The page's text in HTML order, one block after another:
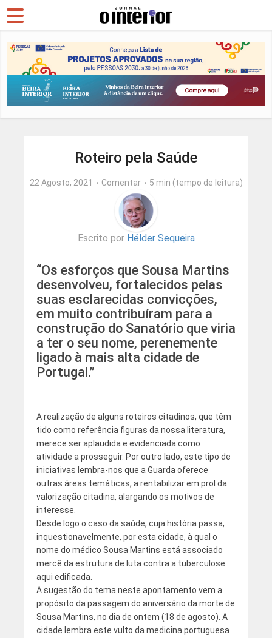
Roteiro pela Saúde
22 Agosto, 2021 Comentar 5 min (tempo de leitura)
Escrito por Hélder Sequeira
“Os esforços que Sousa Martins
desenvolveu, fortalecidos pelas
suas esclarecidas convicções,
em muito contribuíram para a
construção do Sanatório que viria
a ter o seu nome, perenemente
ligado à mais alta cidade de
Portugal.”
A realização de alguns roteiros citadinos, que têm
tido como referência figuras da nossa literatura,
merece ser aplaudida e evidenciada como
atividade a prosseguir. Por outro lado, este tipo de
iniciativas lembra-nos que a Guarda oferece
outras áreas temáticas, a rentabilizar em prol da
valorização citadina, alargando os motivos de
interesse.
Desde logo o caso da saúde, cuja história passa,
inquestionavelmente, por esta cidade, à qual o
nome do médico Sousa Martins está associado
mercê da estrutura de luta contra a tuberculose
aqui edificada.
A sugestão do tema neste apontamento vem a
propósito da passagem do aniversário da morte de
Sousa Martins, no dia de ontem (18 de agosto). A
cidade lembra este vulto da medicina portuguesa